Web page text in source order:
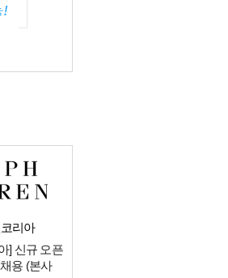
리아
] 신규 오픈
용 (본사